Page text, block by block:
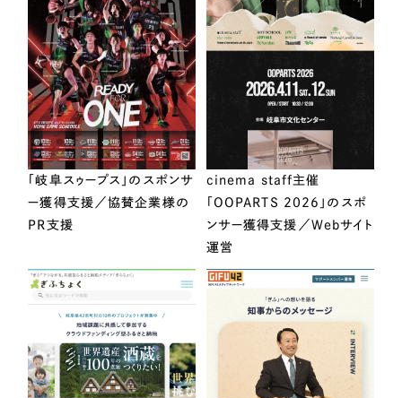
「岐阜スゥープス」のスポンサ
ー獲得支援／協賛企業様の
PR支援
cinema staff主催
「OOPARTS 2026」のスポ
ンサー獲得支援／Webサイト
運営